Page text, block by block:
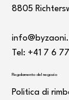
8805
Tel: +41 7 6
Regolamento del negozio
Politica di